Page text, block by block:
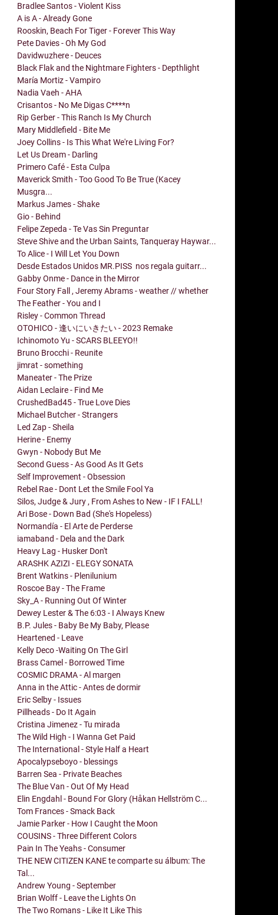
Bradlee Santos - Violent Kiss
A is A - Already Gone
Rooskin, Beach For Tiger - Forever This Way
Pete Davies - Oh My God
Davidwuzhere - Deuces
Black Flak and the Nightmare Fighters - Depthlight
María Mortiz - Vampiro
Nadia Vaeh - AHA
Crisantos - No Me Digas C****n
Rip Gerber - This Ranch Is My Church
Mary Middlefield - Bite Me
Joey Collins - Is This What We're Living For?
Let Us Dream - Darling
Primero Café - Esta Culpa
Maverick Smith - Too Good To Be True (Kacey
Musgra...
Markus James - Shake
Gio - Behind
Felipe Zepeda - Te Vas Sin Preguntar
Steve Shive and the Urban Saints, Tanqueray Haywar...
To Alice - I Will Let You Down
Desde Estados Unidos MR.PISS nos regala guitarr...
Gabby Onme - Dance in the Mirror
Four Story Fall , Jeremy Abrams - weather // whether
The Feather - You and I
Risley - Common Thread
OTOHICO - 逢いにいきたい - 2023 Remake
Ichinomoto Yu - SCARS BLEEYO!!
Bruno Brocchi - Reunite
jimrat - something
Maneater - The Prize
Aidan Leclaire - Find Me
CrushedBad45 - True Love Dies
Michael Butcher - Strangers
Led Zap - Sheila
Herine - Enemy
Gwyn - Nobody But Me
Second Guess - As Good As It Gets
Self Improvement - Obsession
Rebel Rae - Dont Let the Smile Fool Ya
Silos, Judge & Jury , From Ashes to New - IF I FALL!
Ari Bose - Down Bad (She's Hopeless)
Normandía - El Arte de Perderse
iamaband - Dela and the Dark
Heavy Lag - Husker Don't
ARASHK AZIZI - ELEGY SONATA
Brent Watkins - Plenilunium
Roscoe Bay - The Frame
Sky_A - Running Out Of Winter
Dewey Lester & The 6:03 - I Always Knew
B.P. Jules - Baby Be My Baby, Please
Heartened - Leave
Kelly Deco -Waiting On The Girl
Brass Camel - Borrowed Time
COSMIC DRAMA - Al margen
Anna in the Attic - Antes de dormir
Eric Selby - Issues
Pillheads - Do It Again
Cristina Jimenez - Tu mirada
The Wild High - I Wanna Get Paid
The International - Style Half a Heart
Apocalypseboyo - blessings
Barren Sea - Private Beaches
The Blue Van - Out Of My Head
Elin Engdahl - Bound For Glory (Håkan Hellström C...
Tom Frances - Smack Back
Jamie Parker - How I Caught the Moon
COUSINS - Three Different Colors
Pain In The Yeahs - Consumer
THE NEW CITIZEN KANE te comparte su álbum: The
Tal...
Andrew Young - September
Brian Wolff - Leave the Lights On
The Two Romans - Like It Like This